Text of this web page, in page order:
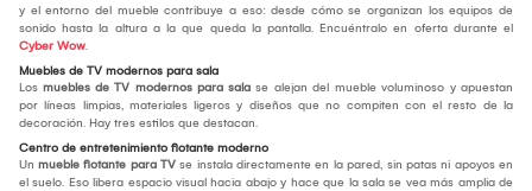
y el entorno del mueble contribuye a eso: desde cómo se organizan los equipos de
sonido hasta la altura a la que queda la pantalla. Encuéntralo en oferta durante el
Cyber Wow.
Muebles de TV modernos para sala
Los muebles de TV modernos para sala se alejan del mueble voluminoso y apuestan
por líneas limpias, materiales ligeros y diseños que no compiten con el resto de la
decoración. Hay tres estilos que destacan.
Centro de entretenimiento flotante moderno
Un mueble flotante para TV se instala directamente en la pared, sin patas ni apoyos en
el suelo. Eso libera espacio visual hacia abajo y hace que la sala se vea más amplia de